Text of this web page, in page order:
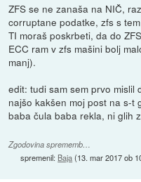
ZFS se ne zanaša na NIČ,
corruptane podatke, zfs s
TI moraš poskrbeti, da do
ECC ram v zfs mašini bolj
manj).
edit: tudi sam sem prvo
najšo kakšen moj post na s-t
baba čula baba rekla, ni glih
Zgodovina sprememb…
spremenil: Baja(13. mar 2017 ob